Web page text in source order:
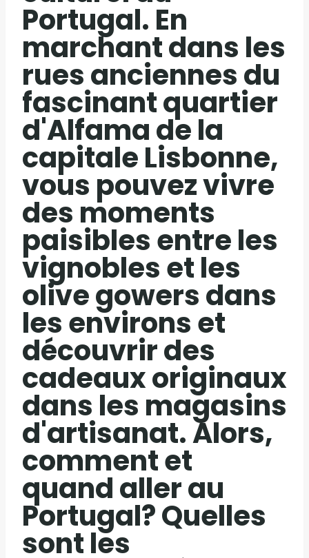
Portugal. En
marchant dans les
rues anciennes du
fascinant quartier
d'Alfama de la
capitale Lisbonne,
vous pouvez vivre
des moments
paisibles entre les
vignobles et les
olive gowers dans
les environs et
découvrir des
cadeaux originaux
dans les magasins
d'artisanat. Alors,
comment et
quand aller au
Portugal? Quelles
sont les